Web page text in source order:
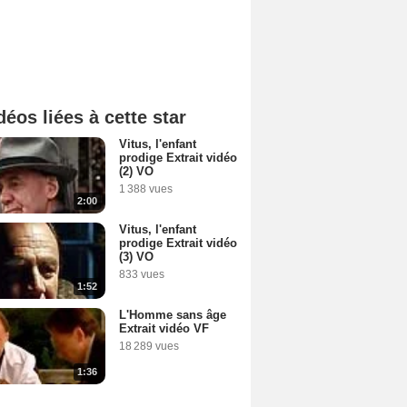
liées à cette star
2:00
Vitus, l'enfant
prodige Extrait vidéo
(2) VO
1 388 vues
1:52
Vitus, l'enfant
prodige Extrait vidéo
(3) VO
833 vues
1:36
L'Homme sans âge
Extrait vidéo VF
18 289 vues